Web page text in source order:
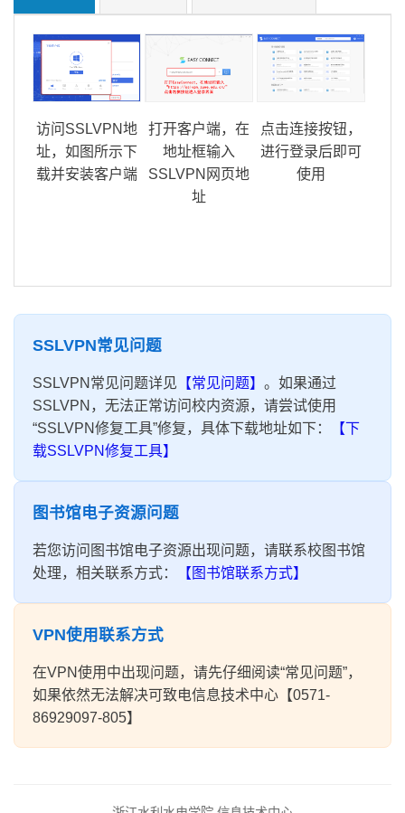
访问SSLVPN地
址，如图所示下
载并安装客户端
打开客户端，在
地址框输入
SSLVPN网页地
址
点击连接按钮，
进行登录后即可
使用
SSLVPN常见问题
SSLVPN常见问题详见 【常见问题】 。如果通过
SSLVPN，无法正常访问校内资源，请尝试使用
“SSLVPN修复工具”修复，具体下载地址如下：
【下
载SSLVPN修复工具】
图书馆电子资源问题
若您访问图书馆电子资源出现问题，请联系校图书馆
处理，相关联系方式：
【图书馆联系方式】
VPN使用联系方式
在VPN使用中出现问题，请先仔细阅读“常见问题”，
如果依然无法解决可致电信息技术中心【0571-
86929097-805】